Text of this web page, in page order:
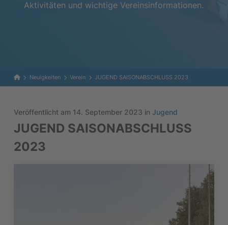
Aktivitäten und wichtige Vereinsinformationen.
HomeNeuigkeiten Verein JUGEND SAISONABSCHLUSS 2023
Veröffentlicht am 14. September 2023 in Jugend
JUGEND SAISONABSCHLUSS
2023